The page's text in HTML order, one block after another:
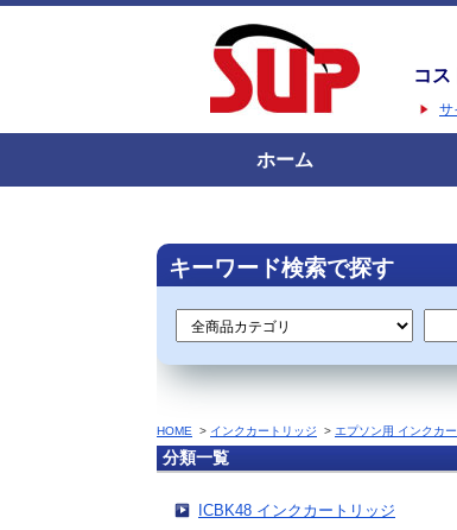
コス
サ
ホーム
キーワード検索で探す
HOME > インクカートリッジ > エプソン用 インクカ
分類一覧
ICBK48 インクカートリッジ